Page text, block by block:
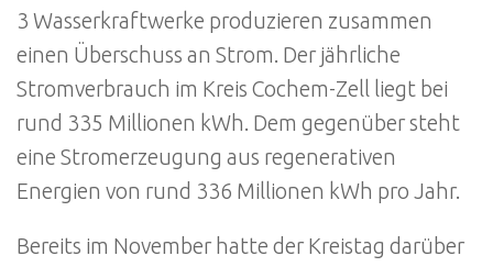
3 Wasserkraftwerke produzieren zusammen
einen Überschuss an Strom. Der jährliche
Stromverbrauch im Kreis Cochem-Zell liegt bei
rund 335 Millionen kWh. Dem gegenüber steht
eine Stromerzeugung aus regenerativen
Energien von rund 336 Millionen kWh pro Jahr.
Bereits im November hatte der Kreistag darüber